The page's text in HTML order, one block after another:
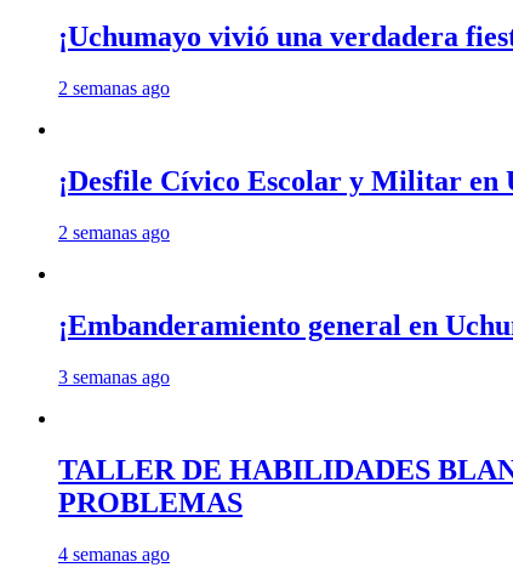
¡Uchumayo vivió una verdadera
2 semanas ago
¡Desfile Cívico Escolar y Militar en
2 semanas ago
¡Embanderamiento general en
3 semanas ago
TALLER DE HABILIDADES
PROBLEMAS
4 semanas ago